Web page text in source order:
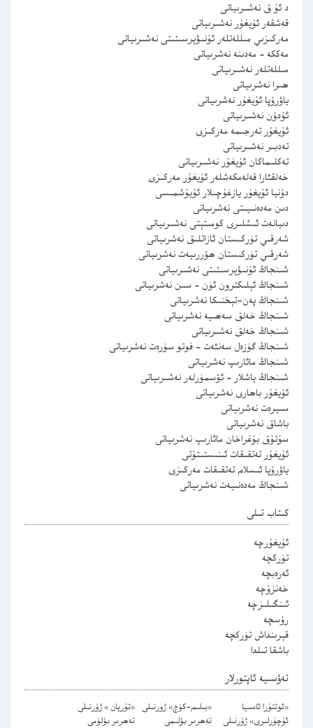
د ئۇ ق نەشىرىياتى
قەشقەر ئۇيغۇر نەشىرىياتى
مەركىزىي مىللەتلەر ئۇنىۋېرسىتىتى نەشىرىياتى
مەككە – مەدىنە نەشرىياتى
مىللەتلەر نەشىرىياتى
ھىرا نەشرىياتى
ياۋرۇپا ئۇيغۇر نەشرىياتى
ئۇدۇن نەشىرىياتى
ئۇيغۇر تەرجىمە مەركىزى
تەدبىر نەشىرىياتى
تەكلىماكان ئۇيغۇر نەشىرىياتى
خەلقئارا قەلەمكەشلەر ئۇيغۇر مەركىزى
دۇنيا ئۇيغۇر يازغۇچىلار ئۇيۇشمىسى
دىن مەدەنىيىتى نەشرىياتى
دىيانەت ئىشلىرى كومىتېتى نەشىرىياتى
شەرقىي تۈركىستان ئازاتلىق نەشرىياتى
شەرقىي تۈركىستان ھۆررىيەت نەشرىياتى
شىنجاڭ ئۇنىۋېرسىتىتى نەشىرىياتى
شىنجاڭ ئېلىكترون ئۈن – سىن نەشرىياتى
شىنجاڭ پەن-تېخنىكا نەشرىياتى
شىنجاڭ خەلق سەھىيە نەشرىياتى
شىنجاڭ خەلق نەشىرىياتى
شىنجاڭ گۈزەل سەنئەت – فوتو سۈرەت نەشرىياتى
شىنجاڭ مائارىپ نەشرىياتى
شىنجاڭ ياشلار – ئۆسمۈرلەر نەشىرىياتى
ئۇيغۇر باھارى نەشرىياتى
سىيرەت نەشرىياتى
باشاق نەشرىياتى
سۇتۇق بۇغراخان مائارىپ نەشرىياتى
ئۇيغۇر تەتقىقات ئىنىستىتۇتى
ياۋرۇپا ئىسلام تەتقىقات مەركىزى
شىنجاڭ مەدەنىيەت نەشرىياتى
كىتاب تىلى
ئۇيغۇرچە
تۈركچە
ئەرەبچە
خەنزۇچە
ئىنگىلىزچە
رۇسچە
قېرىنداش تۈركچە
باشقا تىلدا
تەۋسىيە ئاپتورلار
«ئوتتۇرا ئاسىيا
ئۇچۇرلىرى» ژۇرنىلى
«بىلىم-كۈچ» ژورنىلى
تەھرىر بۆلىمى
«تۇرپان » ژۇرنىلى
تەھرىر بۆلۈمى